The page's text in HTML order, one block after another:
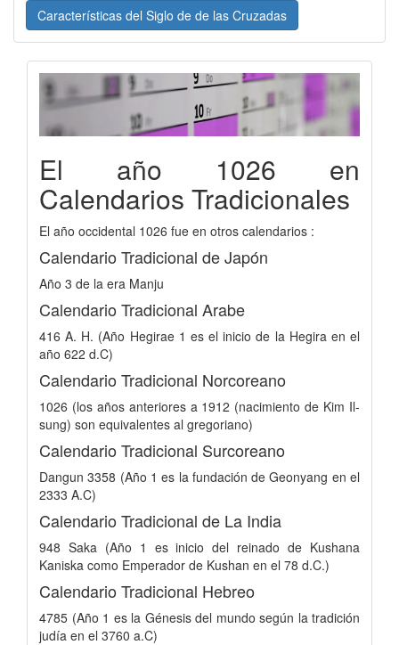
Características del Siglo de de las Cruzadas
El año 1026 en
Calendarios Tradicionales
El año occidental 1026 fue en otros calendarios :
Calendario Tradicional de Japón
Año 3 de la era Manju
Calendario Tradicional Arabe
416 A. H. (Año Hegirae 1 es el inicio de la Hegira en el
año 622 d.C)
Calendario Tradicional Norcoreano
1026 (los años anteriores a 1912 (nacimiento de Kim Il-
sung) son equivalentes al gregoriano)
Calendario Tradicional Surcoreano
Dangun 3358 (Año 1 es la fundación de Geonyang en el
2333 A.C)
Calendario Tradicional de La India
948 Saka (Año 1 es inicio del reinado de Kushana
Kaniska como Emperador de Kushan en el 78 d.C.)
Calendario Tradicional Hebreo
4785 (Año 1 es la Génesis del mundo según la tradición
judía en el 3760 a.C)